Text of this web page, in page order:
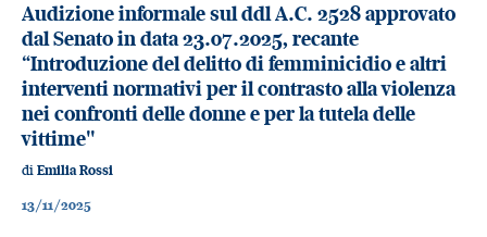
Audizione informale sul ddl A.C. 2528 approvato
dal Senato in data 23.07.2025, recante
“Introduzione del delitto di femminicidio e altri
interventi normativi per il contrasto alla violenza
nei confronti delle donne e per la tutela delle
vittime"
di Emilia Rossi
13/11/2025